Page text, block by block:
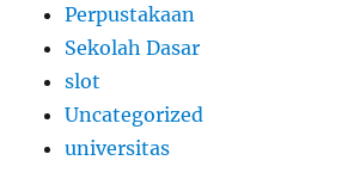
Perpustakaan
Sekolah Dasar
slot
Uncategorized
universitas